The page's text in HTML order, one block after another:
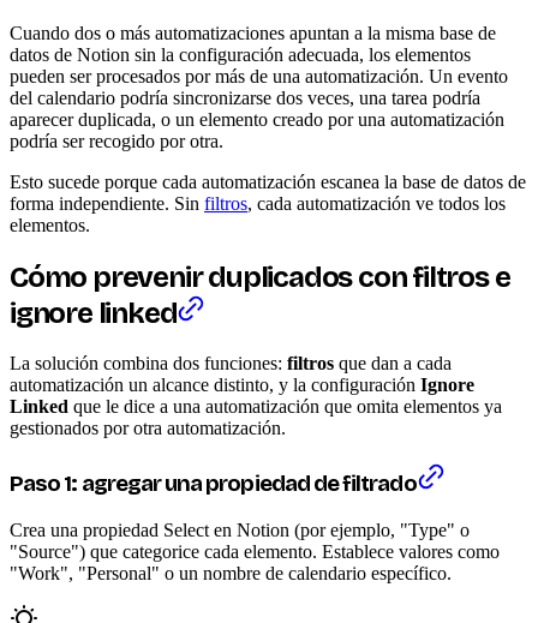
Cuando dos o más automatizaciones apuntan a la misma base de
datos de Notion sin la configuración adecuada, los elementos
pueden ser procesados por más de una automatización. Un evento
del calendario podría sincronizarse dos veces, una tarea podría
aparecer duplicada, o un elemento creado por una automatización
podría ser recogido por otra.
Esto sucede porque cada automatización escanea la base de datos de
forma independiente. Sin filtros, cada automatización ve todos los
elementos.
Cómo prevenir duplicados con filtros e
ignore linked
La solución combina dos funciones: filtros que dan a cada
automatización un alcance distinto, y la configuración Ignore
Linked que le dice a una automatización que omita elementos ya
gestionados por otra automatización.
Paso 1: agregar una propiedad de filtrado
Crea una propiedad Select en Notion (por ejemplo, "Type" o
"Source") que categorice cada elemento. Establece valores como
"Work", "Personal" o un nombre de calendario específico.